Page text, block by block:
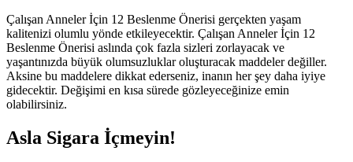
Çalışan Anneler İçin 12 Beslenme Önerisi gerçekten yaşam
kalitenizi olumlu yönde etkileyecektir. Çalışan Anneler İçin 12
Beslenme Önerisi aslında çok fazla sizleri zorlayacak ve
yaşantınızda büyük olumsuzluklar oluşturacak maddeler değiller.
Aksine bu maddelere dikkat ederseniz, inanın her şey daha iyiye
gidecektir. Değişimi en kısa sürede gözleyeceğinize emin
olabilirsiniz.
Asla Sigara İçmeyin!